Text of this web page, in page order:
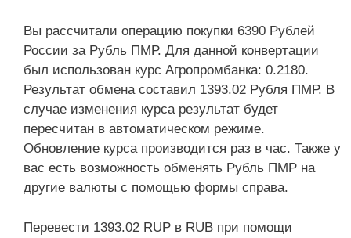
Вы рассчитали операцию покупки 6390 Рублей
России за Рубль ПМР. Для данной конвертации
был использован курс Агропромбанка: 0.2180.
Результат обмена составил 1393.02 Рубля ПМР. В
случае изменения курса результат будет
пересчитан в автоматическом режиме.
Обновление курса производится раз в час. Также у
вас есть возможность обменять Рубль ПМР на
другие валюты с помощью формы справа.
Перевести 1393.02 RUP в RUB при помощи